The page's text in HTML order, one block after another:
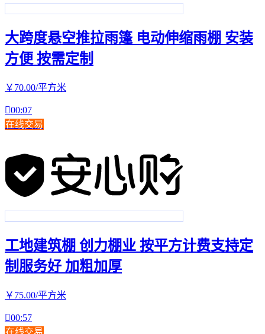
大跨度悬空推拉雨篷 电动伸缩雨棚 安装
方便 按需定制
￥ 70.00/平方米
00:07
在线交易
工地建筑棚 创力棚业 按平方计费支持定
制服务好 加粗加厚
￥ 75.00/平方米
00:57
在线交易